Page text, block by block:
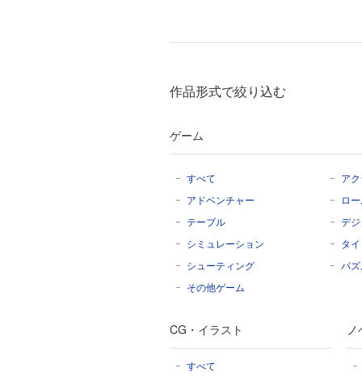
作品形式で絞り込む
ゲーム
すべて
ア
アドベンチャー
ロ
テーブル
デ
シミュレーション
タ
シューティング
パ
その他ゲーム
CG・イラスト
すべて